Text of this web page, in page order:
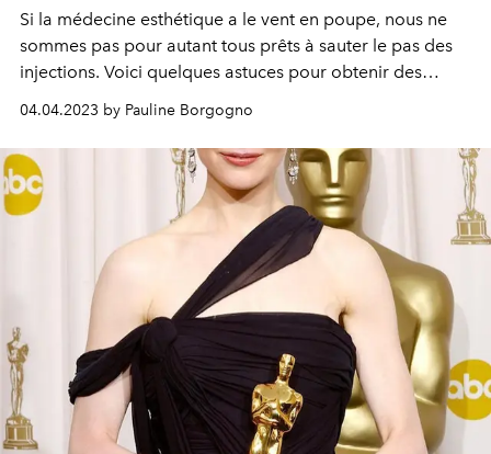
Si la médecine esthétique a le vent en poupe, nous ne
sommes pas pour autant tous prêts à sauter le pas des
injections. Voici quelques astuces pour obtenir des
lèvres charnues naturellement, et rivaliser avec le sourire
Angelina Jolie .
04.04.2023 by Pauline Borgogno